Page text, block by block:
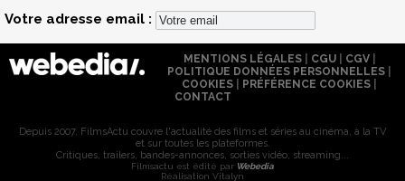
Votre adresse email :
MENTIONS LÉGALES| CGU| CGV|
POLITIQUE DONNÉES PERSONNELLES
COOKIES
PRÉFÉRENCE COOKIES
CONTACT
Depuis 2007, FilmsActu couvre l'actualité des films et séries au cinéma, à la TV
et sur toutes les plateformes.
Critiques, trailers, bandes-annonces, sorties vidéo, streaming...
Filmsactu est édité par Webedia
Réalisation Vitalyn